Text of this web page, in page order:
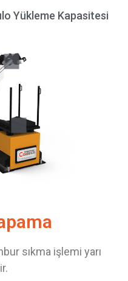
Yükleme Kapasitesi
sıkma işlemi yarı